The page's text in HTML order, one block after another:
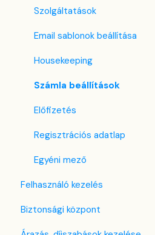
Szolgáltatások
Email sablonok beállítása
Housekeeping
Számla beállítások
Előfizetés
Regisztrációs adatlap
Egyéni mező
Felhasználó kezelés
Biztonsági központ